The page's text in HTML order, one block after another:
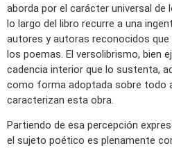
aborda por el carácter universal
lo largo del libro recurre a una
autores y autoras reconocidos que
los poemas. El versolibrismo, bien
cadencia interior que lo sustenta,
como forma adoptada sobre todo
caracterizan esta obra.
Partiendo de esa percepción
el sujeto poético es plenamente